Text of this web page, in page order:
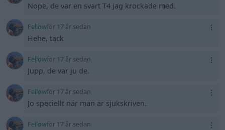
Nope, de var en svart T4 jag krockade med.
Fellowför 17 år sedan
Hehe, tack
Fellowför 17 år sedan
Jupp, de var ju de.
Fellowför 17 år sedan
Jo speciellt när man är sjukskriven.
Fellowför 17 år sedan